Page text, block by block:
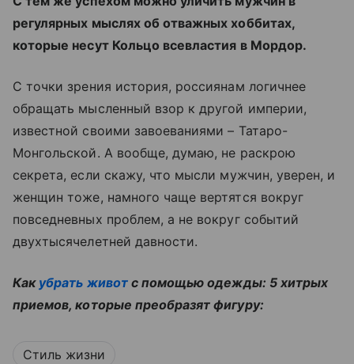
регулярных мыслях об отважных хоббитах,
которые несут Кольцо всевластия в Мордор.
С точки зрения история, россиянам логичнее
обращать мысленный взор к другой империи,
известной своими завоеваниями – Татаро-
Монгольской. А вообще, думаю, не раскрою
секрета, если скажу, что мысли мужчин, уверен, и
женщин тоже, намного чаще вертятся вокруг
повседневных проблем, а не вокруг событий
двухтысячелетней давности.
Как убрать животс помощью одежды: 5 хитрых
приемов, которые преобразят фигуру:
Стиль жизни